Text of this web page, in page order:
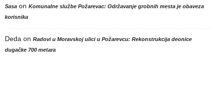
Sasa on Komunalne službe Požarevac: Održavanje grobnih mesta je obaveza
korisnika
Deda on Radovi u Moravskoj ulici u Požarevcu: Rekonstrukcija deonice
dugačke 700 metara